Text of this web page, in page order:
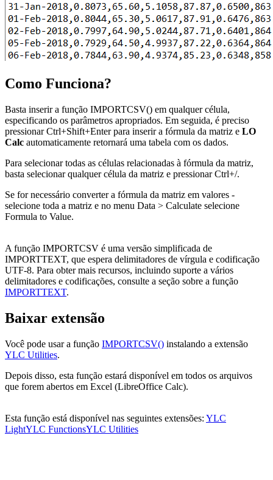
Como Funciona?
Basta inserir a função IMPORTCSV() em qualquer célula,
especificando os parâmetros apropriados. Em seguida, é preciso
pressionar Ctrl+Shift+Enter para inserir a fórmula da matriz e LO
Calc automaticamente retornará uma tabela com os dados.
Para selecionar todas as células relacionadas à fórmula da matriz,
basta selecionar qualquer célula da matriz e pressionar Ctrl+/.
Se for necessário converter a fórmula da matriz em valores -
selecione toda a matriz e no menu Data > Calculate selecione
Formula to Value.
A função IMPORTCSV é uma versão simplificada de
IMPORTTEXT, que espera delimitadores de vírgula e codificação
UTF-8. Para obter mais recursos, incluindo suporte a vários
delimitadores e codificações, consulte a seção sobre a função
IMPORTTEXT.
Baixar extensão
Você pode usar a função IMPORTCSV() instalando a extensão
YLC Utilities.
Depois disso, esta função estará disponível em todos os arquivos
que forem abertos em Excel (LibreOffice Calc).
Esta função está disponível nas seguintes extensões: YLC
LightYLC FunctionsYLC Utilities